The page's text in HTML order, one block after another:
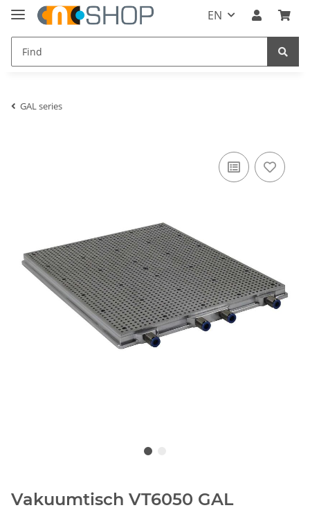
EN
GAL series
Vakuumtisch VT6050 GAL